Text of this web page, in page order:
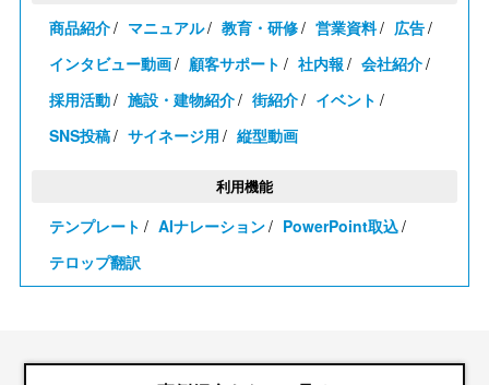
商品紹介 マニュアル 教育・研修 営業資料
広告
インタビュー動画
顧客サポート 社内報
会社紹介
採用活動
施設・建物紹介 街紹介
イベント
SNS投稿
サイネージ用 縦型動画
利用機能
テンプレート AIナレーション
PowerPoint取込
テロップ翻訳